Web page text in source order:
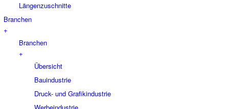
Längenzuschnitte
Branchen
+
Branchen
+
Übersicht
Bauindustrie
Druck- und Grafikindustrie